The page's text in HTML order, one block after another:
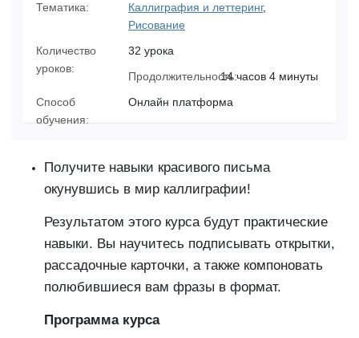
Тематика:
Каллиграфия и леттеринг,
Рисование
Количество
уроков:
32 урока
Продолжительность:14 часов 4 минуты
Способ
обучения:
Онлайн платформа
Получите навыки красивого письма
окунувшись в мир каллиграфии!
Результатом этого курса будут практические
навыки. Вы научитесь подписывать открытки,
рассадочные карточки, а также компоновать
полюбившиеся вам фразы в формат.
Программа курса